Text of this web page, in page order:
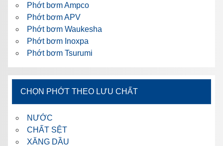
Phớt bơm Ampco
Phớt bơm APV
Phớt bơm Waukesha
Phớt bơm Inoxpa
Phớt bơm Tsurumi
CHỌN PHỚT THEO LƯU CHẤT
NƯỚC
CHẤT SỆT
XĂNG DẦU